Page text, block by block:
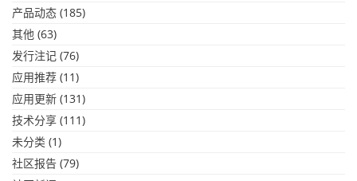
产品动态 (185)
其他 (63)
发行注记 (76)
应用推荐 (11)
应用更新 (131)
技术分享 (111)
未分类 (1)
社区报告 (79)